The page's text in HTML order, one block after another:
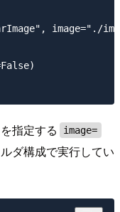
image="./
指定する image=
ダ構成で実行してい